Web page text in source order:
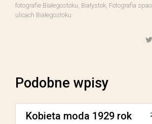
fotografie Białegostoku Białystok Fotografia
ulicach Białegostoku
Podobne wpisy
Kobieta moda 1929 rok